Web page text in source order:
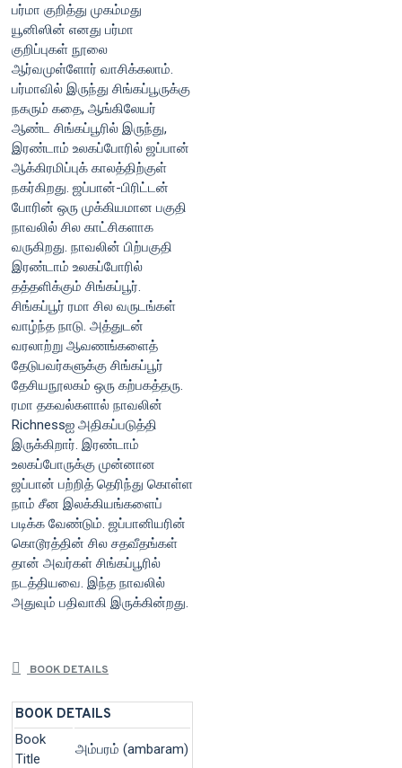
பர்மா குறித்து முகம்மது
யூனிஸின் எனது பர்மா
குறிப்புகள் நூலை
ஆர்வமுள்ளோர் வாசிக்கலாம்.
பர்மாவில் இருந்து சிங்கப்பூருக்கு
நகரும் கதை, ஆங்கிலேயர்
ஆண்ட சிங்கப்பூரில் இருந்து,
இரண்டாம் உலகப்போரில் ஜப்பான்
ஆக்கிரமிப்புக் காலத்திற்குள்
நகர்கிறது. ஜப்பான்-பிரிட்டன்
போரின் ஒரு முக்கியமான பகுதி
நாவலில் சில காட்சிகளாக
வருகிறது. நாவலின் பிற்பகுதி
இரண்டாம் உலகப்போரில்
தத்தளிக்கும் சிங்கப்பூர்.
சிங்கப்பூர் ரமா சில வருடங்கள்
வாழ்ந்த நாடு. அத்துடன்
வரலாற்று ஆவணங்களைத்
தேடுபவர்களுக்கு சிங்கப்பூர்
தேசியநூலகம் ஒரு கற்பகத்தரு.
ரமா தகவல்களால் நாவலின்
Richnessஐ அதிகப்படுத்தி
இருக்கிறார். இரண்டாம்
உலகப்போருக்கு முன்னான
ஜப்பான் பற்றித் தெரிந்து கொள்ள
நாம் சீன இலக்கியங்களைப்
படிக்க வேண்டும். ஜப்பானியரின்
கொடூரத்தின் சில சதவீதங்கள்
தான் அவர்கள் சிங்கப்பூரில்
நடத்தியவை. இந்த நாவலில்
அதுவும் பதிவாகி இருக்கின்றது.
BOOK DETAILS
BOOK DETAILS
Book
Title
அம்பரம் (ambaram)